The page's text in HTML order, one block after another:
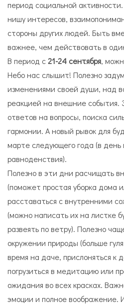
период социальной
нишу интересов,
стороны других людей. Быть
важнее, чем действовать в
В период с21-24 сентября,
Небо нас слышит! Полезно
изменениями своей души, над
реакцией на внешние события.
ответов на вопросы, поиска
гармонии. А новый рывок для
марте следующего года (в день
равноденствия).
Полезно в эти дни расчищать
(поможет простая уборка дома
расставаться с внутренними
(можно написать их на листке
развеять по ветру). Полезно
окружении природы (больше
время на даче, прислоняться к
погрузиться в медитацию или
ожидания во всех красках.
эмоции и полное воображение.